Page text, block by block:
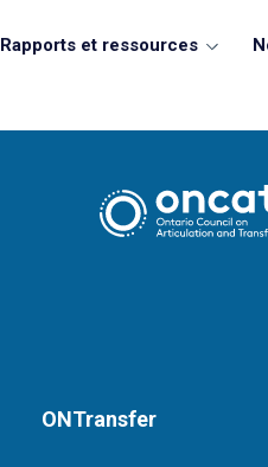
Rapports et ressources
ONTransfer